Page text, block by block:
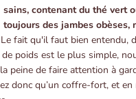
sains, contenant du thé vert
toujours des jambes obèses,
fait qu'il faut bien entendu,
poids est le plus simple,
peine de faire attention à
donc qu’un coffre-fort, et